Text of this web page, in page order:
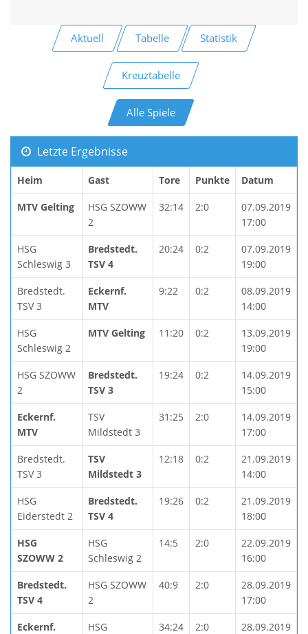
Aktuell Tabelle Statistik
Kreuztabelle
Alle Spiele
Letzte Ergebnisse
Heim Gast Tore Punkte Datum
MTV Gelting
HSG SZOWW
2
32:14 2:0
07.09.2019
17:00
HSG
Schleswig 3
Bredstedt.
TSV 4
20:24 0:2
07.09.2019
19:00
Bredstedt.
TSV 3
Eckernf.
MTV
9:22 0:2
08.09.2019
14:00
HSG
Schleswig 2
MTV Gelting 11:20 0:2
13.09.2019
19:00
HSG SZOWW
2
Bredstedt.
TSV 3
19:24 0:2
14.09.2019
15:00
Eckernf.
MTV
TSV
Mildstedt 3
31:25 2:0
14.09.2019
17:00
Bredstedt.
TSV 3
TSV
Mildstedt 3
12:18 0:2
21.09.2019
14:00
HSG
Eiderstedt 2
Bredstedt.
TSV 4
19:26 0:2
21.09.2019
18:00
HSG
SZOWW 2
HSG
Schleswig 2
14:5 2:0
22.09.2019
16:00
Bredstedt.
TSV 4
HSG SZOWW
2
40:9 2:0
28.09.2019
17:00
Eckernf.
HSG
34:24 2:0
28.09.2019